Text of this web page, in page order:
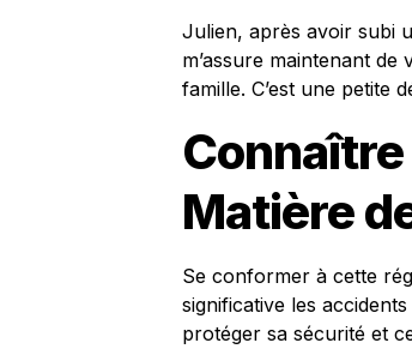
Julien, après avoir subi
m’assure maintenant
famille. C’est une petite
Matière
Se conformer à cette
significative les
protéger sa sécurité et